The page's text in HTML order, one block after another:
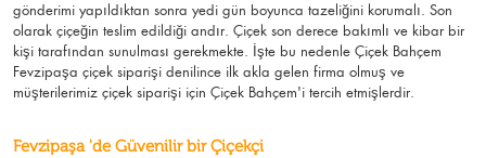
gönderimi yapıldıktan sonra yedi gün boyunca tazeliğini korumalı. Son
olarak çiçeğin teslim edildiği andır. Çiçek son derece bakımlı ve kibar bir
kişi tarafından sunulması gerekmekte. İşte bu nedenle Çiçek Bahçem
Fevzipaşa çiçek siparişi denilince ilk akla gelen firma olmuş ve
müşterilerimiz çiçek siparişi için Çiçek Bahçem'i tercih etmişlerdir.
Fevzipaşa 'de Güvenilir bir Çiçekçi